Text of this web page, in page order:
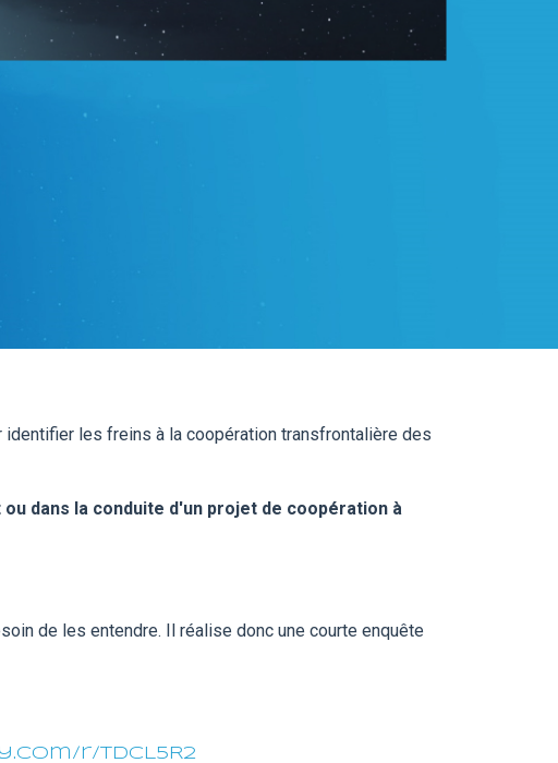
les freins à la coopération transfrontalière des
dans la conduite d'un projet de coopération à
de les entendre. Il réalise donc une courte enquête
r/TDCL5R2